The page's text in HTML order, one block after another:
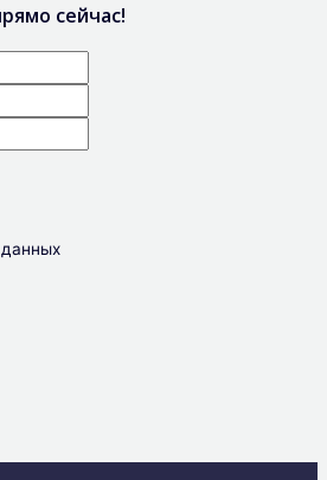
сейчас!
данных